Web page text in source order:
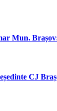
Mun.
CJ